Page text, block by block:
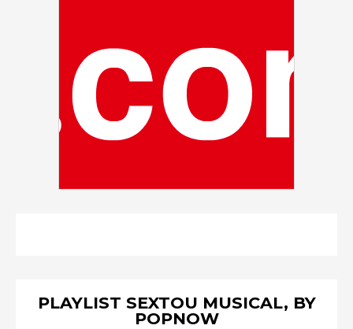
PLAYLIST SEXTOU MUSICAL, BY
POPNOW